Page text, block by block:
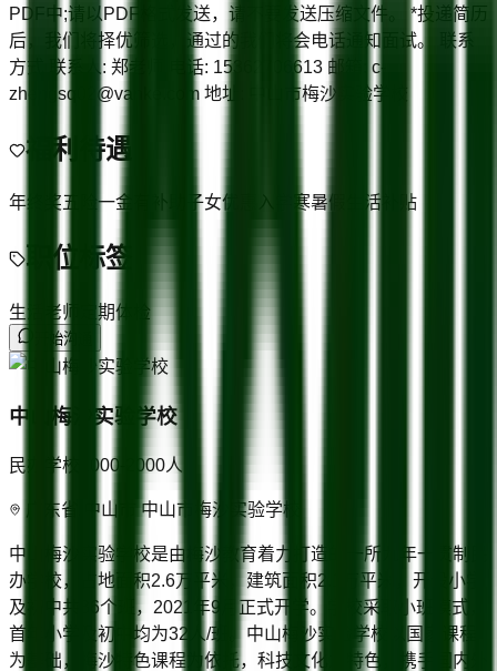
PDF中;请以PDF格式发送，请不要发送压缩文件。 *投递简历
后，我们将择优筛选，通过的我们将会电话通知面试。 联系
方式 联系人: 郑老师 电话: 15362706613 邮箱: c-
zhengsq02@vanke.com 地址: 中山市梅沙实验学校
福利待遇
年终奖五险一金 子女优惠入学 寒暑假 生活补贴
职位标签
生活老师 定期体检
开始沟通
中山梅沙实验学校
民办学校 1000-2000人
广东省/中山市 中山市梅沙实验学校
中山梅沙实验学校是由梅沙教育着力打造的一所九年一贯制民
办学校，占地面积2.6万平米，建筑面积2.1万平米，开设小学
及初中共36个班，2021年9月正式开学。学校采取小班模式，
首年小学及初中均为32人/班。中山梅沙实验学校以国家课程
为基础，梅沙特色课程为依托，科技文化为特色，携手国内外